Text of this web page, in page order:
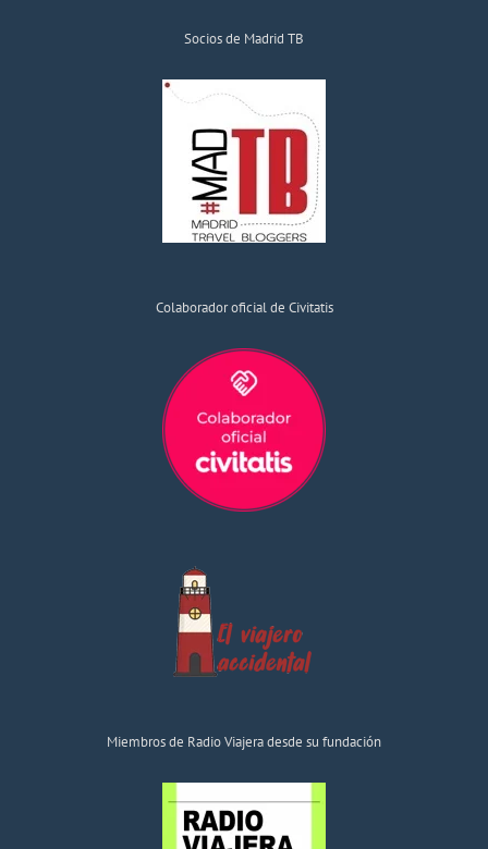
Socios de Madrid TB
Colaborador oficial de Civitatis
Miembros de Radio Viajera desde su fundación